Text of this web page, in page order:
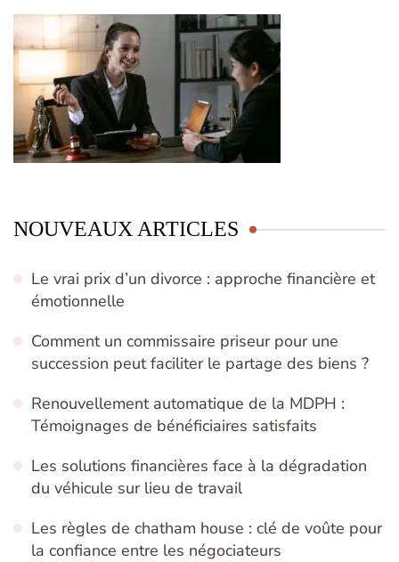
NOUVEAUX ARTICLES
Le vrai prix d’un divorce : approche financière et
émotionnelle
Comment un commissaire priseur pour une
succession peut faciliter le partage des biens ?
Renouvellement automatique de la MDPH :
Témoignages de bénéficiaires satisfaits
Les solutions financières face à la dégradation
du véhicule sur lieu de travail
Les règles de chatham house : clé de voûte pour
la confiance entre les négociateurs